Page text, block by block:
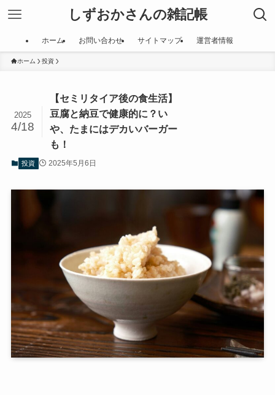
しずおかさんの雑記帳
ホーム お問い合わせ サイトマップ 運営者情報
ホーム 投資
【セミリタイア後の食生活】
豆腐と納豆で健康的に？い
や、たまにはデカいバーガー
も！
2025
4/18
投資 2025年5月6日